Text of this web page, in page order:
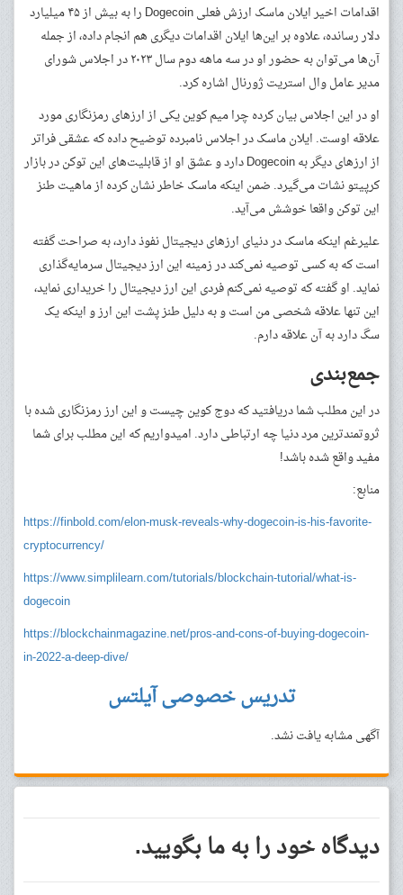
اقدامات اخیر ایلان ماسک ارزش فعلی Dogecoin را به بیش از ۴۵ میلیارد
دلار رسانده، علاوه بر این‌ها ایلان اقدامات دیگری هم انجام داده، از جمله
آن‌ها می‌توان به حضور او در سه ماهه دوم سال ۲۰۲۳ در اجلاس شورای
مدیر عامل وال استریت ژورنال اشاره کرد.
او در این اجلاس بیان کرده چرا میم کوین یکی از ارزهای رمزنگاری مورد
علاقه اوست. ایلان ماسک در اجلاس نامبرده توضیح داده که عشقی فراتر
از ارزهای دیگر به Dogecoin دارد و عشق او از قابلیت‌های این توکن در بازار
کرپیتو نشات می‌گیرد. ضمن اینکه ماسک خاطر نشان کرده از ماهیت طنز
این توکن واقعا خوشش می‌آید.
علیرغم اینکه ماسک در دنیای ارزهای دیجیتال نفوذ دارد، به صراحت گفته
است که به کسی توصیه نمی‌کند در زمینه این ارز دیجیتال سرمایه‌گذاری
نماید. او گفته که توصیه نمی‌کنم فردی این ارز دیجیتال را خریداری نماید،
این تنها علاقه شخصی من است و به دلیل طنز پشت این ارز و اینکه یک
سگ دارد به آن علاقه دارم.
جمع‌بندی
در این مطلب شما دریافتید که دوج کوین چیست و این ارز رمزنگاری شده با
ثروتمندترین مرد دنیا چه ارتباطی دارد. امیدواریم که این مطلب برای شما
مفید واقع شده باشد!
منابع:
https://finbold.com/elon-musk-reveals-why-dogecoin-is-his-favorite-
cryptocurrency/
https://www.simplilearn.com/tutorials/blockchain-tutorial/what-is-
dogecoin
https://blockchainmagazine.net/pros-and-cons-of-buying-dogecoin-
in-2022-a-deep-dive/
تدریس خصوصی آیلتس
آگهی مشابه یافت نشد.
دیدگاه خود را به ما بگویید.